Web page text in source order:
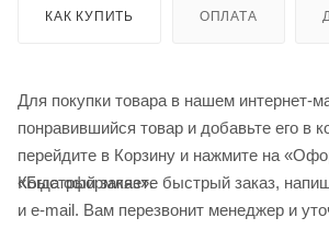
КАК КУПИТЬ ОПЛАТА
Для покупки товара в нашем интернет-
понравившийся товар и добавьте его в
перейдите в Корзину и нажмите на
«Быстрый заказ».
Когда оформляете быстрый заказ,
и e-mail. Вам перезвонит менеджер и